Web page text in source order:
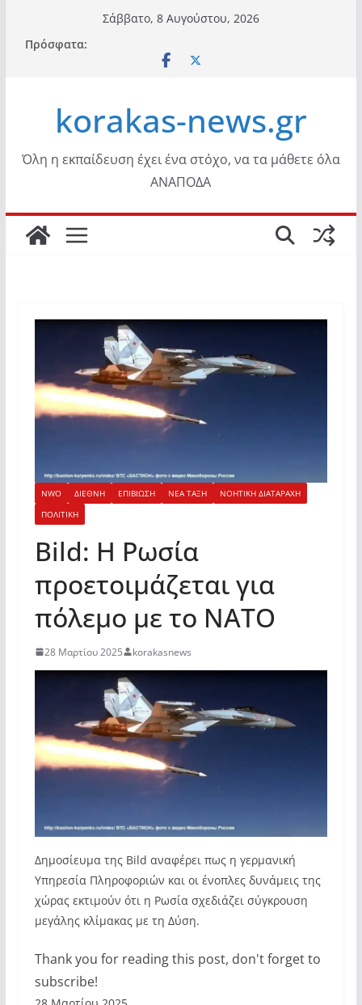
περιεχόμενο
Σάββατο, 8 Αυγούστου, 2026
Πρόσφατα:
korakas-news.gr
Όλη η εκπαίδευση έχει ένα στόχο, να τα μάθετε όλα
ΑΝΑΠΟΔΑ
NWO ΔΙΕΘΝΗ ΕΠΙΒΙΩΣΗ ΝΕΑ ΤΑΞΗ
ΝΟΗΤΙΚΗ ΔΙΑΤΑΡΑΧΗ
ΠΟΛΙΤΙΚΗ
Bild: Η Ρωσία
προετοιμάζεται για
πόλεμο με το ΝΑΤΟ
28 Μαρτίου 2025 korakasnews
Δημοσίευμα της Bild αναφέρει πως η γερμανική
Υπηρεσία Πληροφοριών και οι ένοπλες δυνάμεις της
χώρας εκτιμούν ότι η Ρωσία σχεδιάζει σύγκρουση
μεγάλης κλίμακας με τη Δύση.
Thank you for reading this post, don't forget to
subscribe!